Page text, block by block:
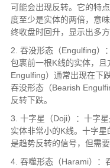
可能会出现反转。它的特
度至少是实体的两倍，意
终收盘时回升，显示出多方
2. 吞没形态（Engulfing）
包裹前一根K线的实体，
Engulfing）通常出现在下
吞没形态（Bearish
反转下跌。
3. 十字星（Doji）：十字
实体非常小的K线。十字
是趋势反转的信号，但需
4. 吞噬形态（Harami）：